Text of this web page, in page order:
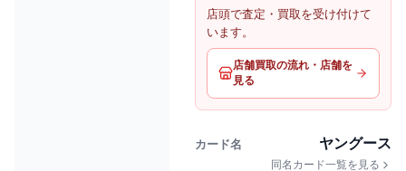
店頭で査定・買取を受け付けて
います。
店舗買取の流れ・店舗を
見る
カード名 ヤングース
同名カード一覧を見る